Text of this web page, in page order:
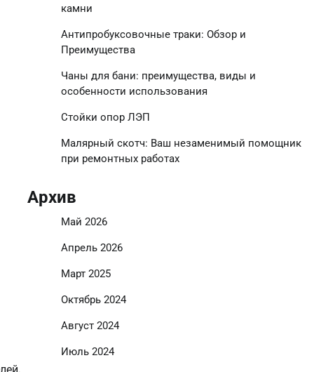
камни
Антипробуксовочные траки: Обзор и
Преимущества
Чаны для бани: преимущества, виды и
особенности использования
Стойки опор ЛЭП
Малярный скотч: Ваш незаменимый помощник
при ремонтных работах
Архив
Май 2026
Апрель 2026
Март 2025
Октябрь 2024
Август 2024
Июль 2024